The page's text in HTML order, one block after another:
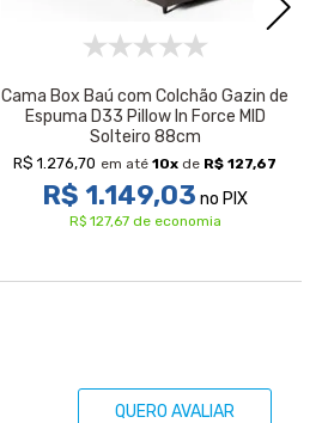
Cama Box Baú com Colchão Gazin de
Espuma D33 Pillow In Force MID
Solteiro 88cm
R$ 1.276,70 em até 10x de R$ 127,67
R$ 1.149,03 no PIX
R$ 127,67 de economia
QUERO AVALIAR